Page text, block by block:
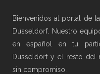
Bienvenidos al portal de
Düsseldorf. Nuestro
en español en tu
Düsseldorf y el resto del
sin compromiso.